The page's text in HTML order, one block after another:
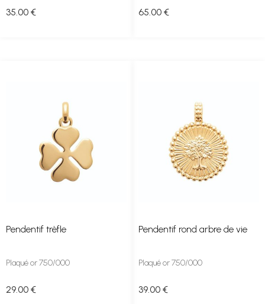
35 .00 € 65 .00 €
Pendentif trèfle
Plaqué or 750/000
29.00 €
Pendentif rond arbre de vie
Plaqué or 750/000
39.00 €